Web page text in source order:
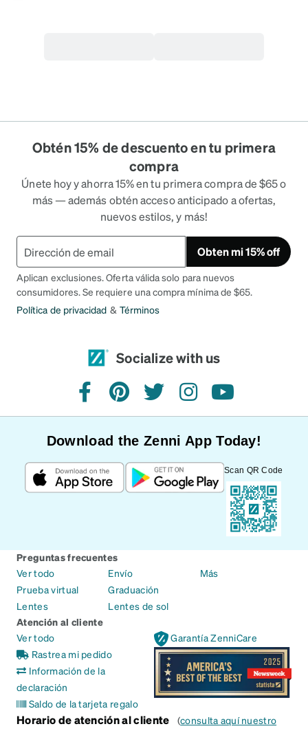
Obtén 15% de descuento en tu primera
compra
Únete hoy y ahorra 15% en tu primera compra de $65 o
más — además obtén acceso anticipado a ofertas,
nuevos estilos, y más!
Obten mi 15% off
Aplican exclusiones. Oferta válida solo para nuevos
consumidores. Se requiere una compra mínima de $65.
Política de privacidad & Términos
Socialize with us
facebookpinteresttwitterinstagramyoutube
Download the Zenni App Today!
Scan QR Code
Preguntas frecuentes
Ver todo
Prueba virtual
Lentes
Envío
Graduación
Lentes de sol
Más
Atención al cliente
Ver todo
Rastrea mi pedido
Información de la
declaración
Saldo de la tarjeta regalo
Garantía ZenniCare
Horario de atención al cliente (consulta aquí nuestro